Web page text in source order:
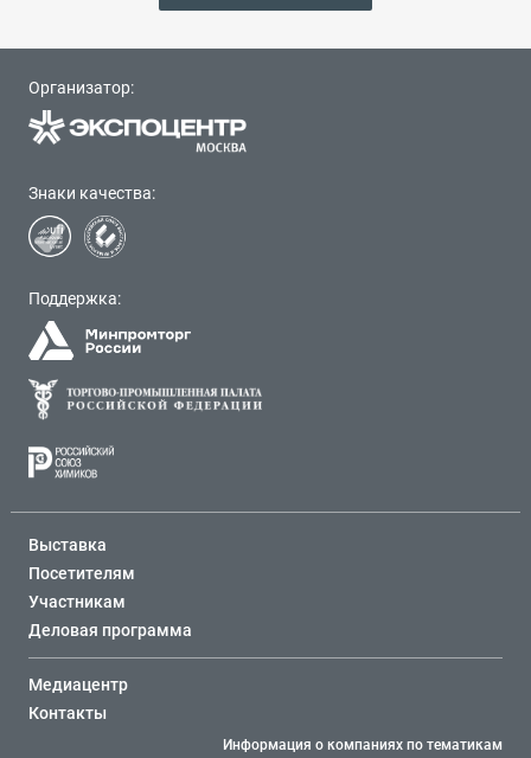
Организатор:
Знаки качества:
Поддержка:
Выставка
Посетителям
Участникам
Деловая программа
Медиацентр
Контакты
Информация о компаниях по тематикам